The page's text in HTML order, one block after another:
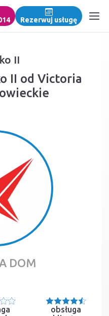
Rezerwuj usługę
II
II od Victoria
DOM
obsługa